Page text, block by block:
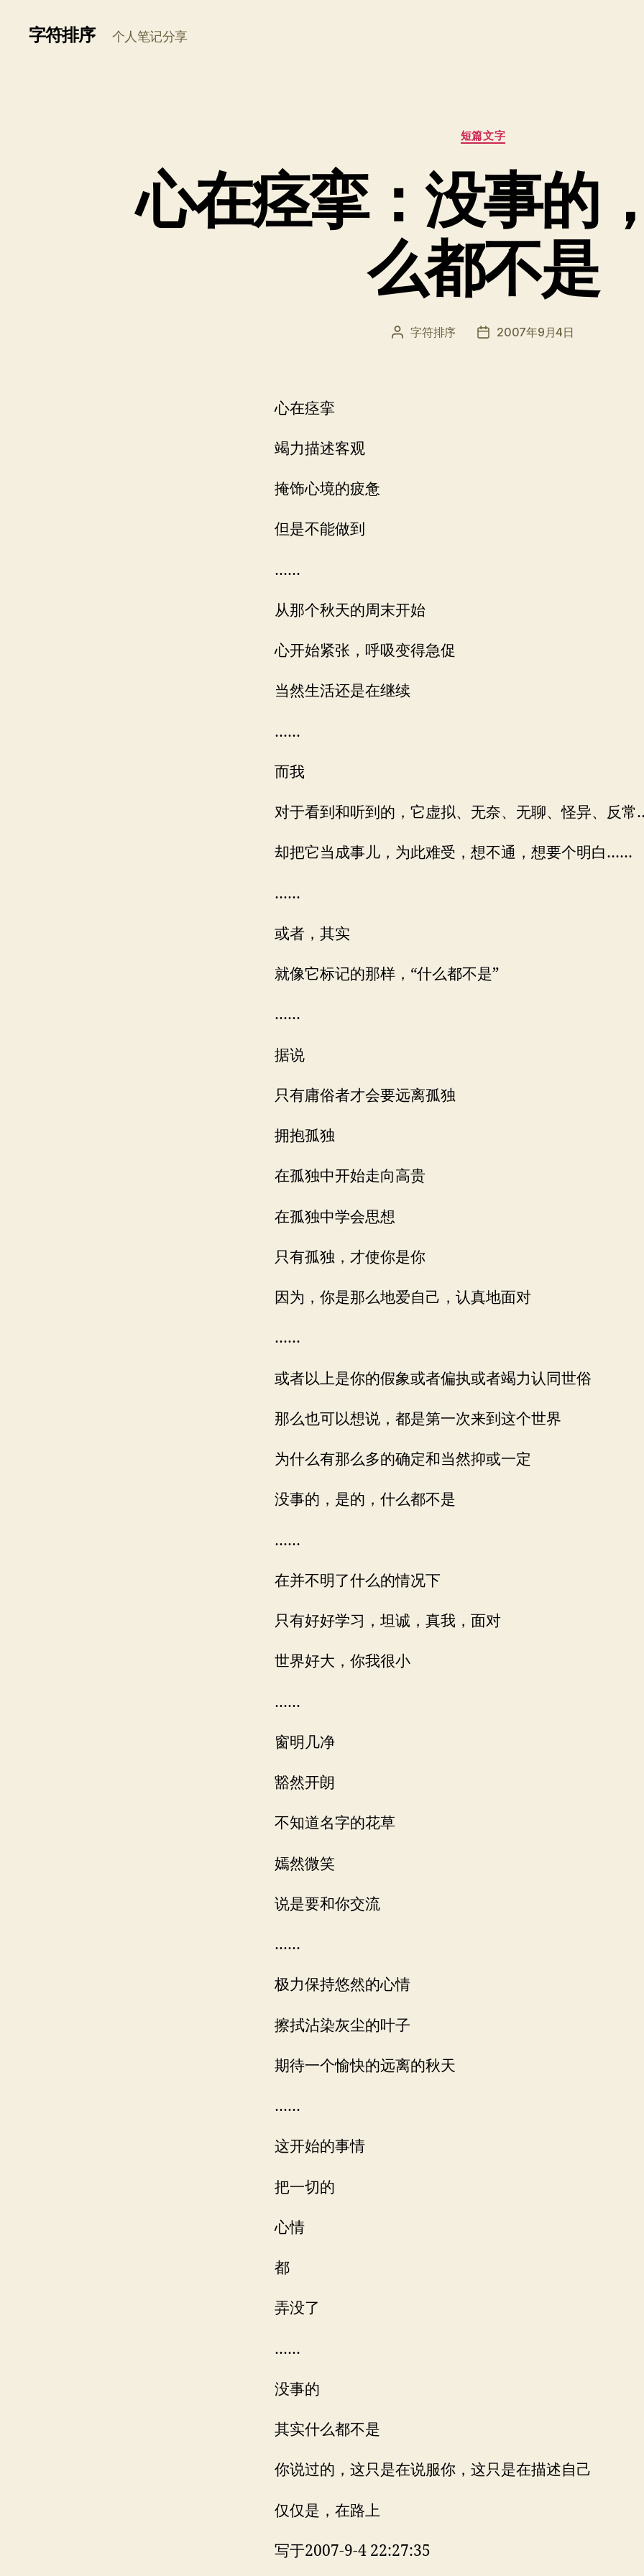
字符排序 个人笔记分享
分
类
短篇文字
心在痉挛：没事的
么都不是
文 字符排序
发 2007年9月4日
心在痉挛
竭力描述客观
掩饰心境的疲惫
但是不能做到
……
从那个秋天的周末开始
心开始紧张，呼吸变得急促
当然生活还是在继续
……
而我
对于看到和听到的，它虚拟、无奈、无聊、怪异、反
却把它当成事儿，为此难受，想不通，想要个明白……
……
或者，其实
就像它标记的那样，“什么都不是”
……
据说
只有庸俗者才会要远离孤独
拥抱孤独
在孤独中开始走向高贵
在孤独中学会思想
只有孤独，才使你是你
因为，你是那么地爱自己，认真地面对
……
或者以上是你的假象或者偏执或者竭力认同世俗
那么也可以想说，都是第一次来到这个世界
为什么有那么多的确定和当然抑或一定
没事的，是的，什么都不是
……
在并不明了什么的情况下
只有好好学习，坦诚，真我，面对
世界好大，你我很小
……
窗明几净
豁然开朗
不知道名字的花草
嫣然微笑
说是要和你交流
……
极力保持悠然的心情
擦拭沾染灰尘的叶子
期待一个愉快的远离的秋天
……
这开始的事情
把一切的
心情
都
弄没了
……
没事的
其实什么都不是
你说过的，这只是在说服你，这只是在描述自己
仅仅是，在路上
写于2007-9-4 22:27:35